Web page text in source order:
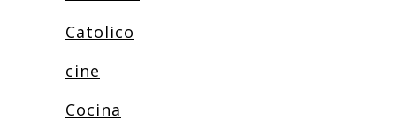
Catolico
cine
Cocina